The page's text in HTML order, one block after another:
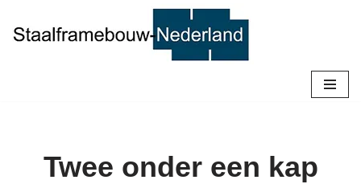
Ga
Twee onder een kap